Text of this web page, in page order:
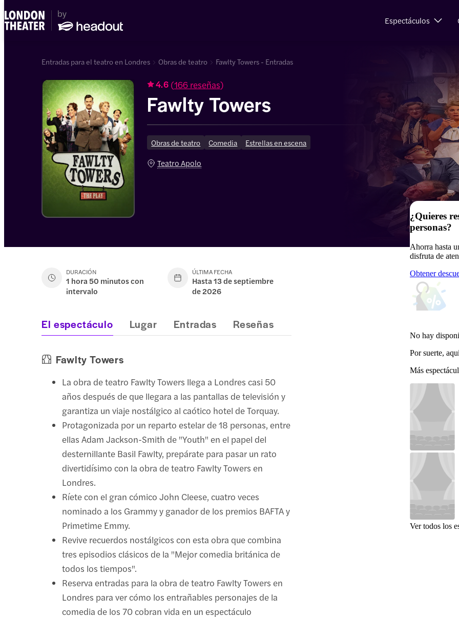
Espectáculos
Entradas para el teatro en Londres Obras de teatro Fawlty Towers - Entradas
4.6 (166 reseñas)
Fawlty Towers
Obras de teatro Comedia Estrellas en escena
Teatro Apolo
DURACIÓN
1 hora 50 minutos con
intervalo
ÚLTIMA FECHA
Hasta 13 de septiembre
de 2026
¿Quieres
personas?
Ahorra hasta
disfruta de
Obtener
No hay
Por suerte,
Más
Ver todos los
El espectáculo Lugar Entradas Reseñas
Fawlty Towers
La obra de teatro Fawlty Towers llega a Londres casi 50
años después de que llegara a las pantallas de televisión y
garantiza un viaje nostálgico al caótico hotel de Torquay.
Protagonizada por un reparto estelar de 18 personas, entre
ellas Adam Jackson-Smith de "Youth" en el papel del
desternillante Basil Fawlty, prepárate para pasar un rato
divertidísimo con la obra de teatro Fawlty Towers en
Londres.
Ríete con el gran cómico John Cleese, cuatro veces
nominado a los Grammy y ganador de los premios BAFTA y
Primetime Emmy.
Revive recuerdos nostálgicos con esta obra que combina
tres episodios clásicos de la "Mejor comedia británica de
todos los tiempos".
Reserva entradas para la obra de teatro Fawlty Towers en
Londres para ver cómo los entrañables personajes de la
comedia de los 70 cobran vida en un espectáculo